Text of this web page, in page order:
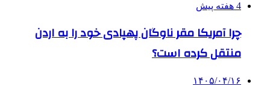
4 هفته پیش
چرا آمریکا مقر ناوگان پهپادی خود را به اردن
منتقل کرده است؟
۱۴۰۵/۰۴/۱۶